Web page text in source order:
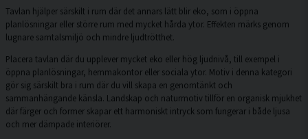
Tavlan hjälper särskilt i rum där det annars lätt blir eko, som i öppna
planlösningar eller större rum med mycket hårda ytor. Effekten märks genom
lugnare samtalsmiljö och mindre ljudtrötthet.
Placera tavlan där du upplever mycket eko eller hög ljudnivå, till exempel i
öppna planlösningar, hemmakontor eller sociala ytor. Motiv i denna kategori
gör sig särskilt bra i rum där du vill skapa en genomtänkt och
sammanhängande känsla. Landskap och naturmotiv tillför en organisk mjukhet
där färger och former skapar ett harmoniskt intryck som fungerar i både ljusa
och mer dämpade interiörer.